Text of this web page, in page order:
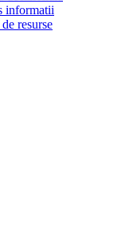
informatii
resurse